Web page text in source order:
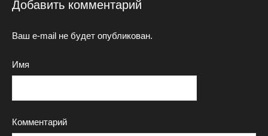
Добавить комментарий
Ваш e-mail не будет опубликован.
Имя
Комментарий